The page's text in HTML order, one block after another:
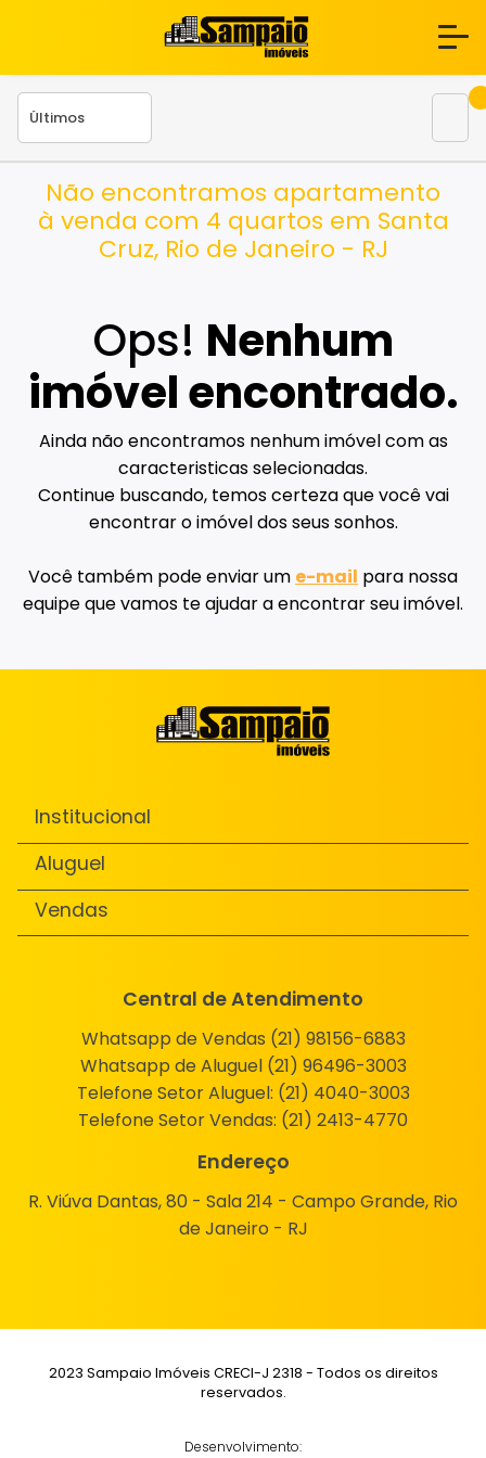
Não encontramos apartamento
à venda com 4 quartos em Santa
Cruz, Rio de Janeiro - RJ
Ops! Nenhum
imóvel encontrado.
Ainda não encontramos nenhum imóvel com as
caracteristicas selecionadas.
Continue buscando, temos certeza que você vai
encontrar o imóvel dos seus sonhos.
Você também pode enviar um e-mail para nossa
equipe que vamos te ajudar a encontrar seu imóvel.
Institucional
Aluguel
Vendas
Central de Atendimento
Whatsapp de Vendas (21) 98156-6883
Whatsapp de Aluguel (21) 96496-3003
Telefone Setor Aluguel: (21) 4040-3003
Telefone Setor Vendas: (21) 2413-4770
Endereço
R. Viúva Dantas, 80 - Sala 214 - Campo Grande, Rio
de Janeiro - RJ
2023 Sampaio Imóveis CRECI-J 2318 - Todos os direitos
reservados.
Desenvolvimento: